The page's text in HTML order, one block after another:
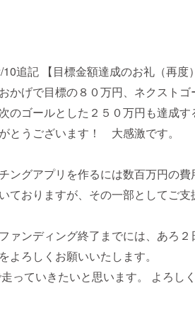
追記 【目標金額達成のお礼（再度
かげで目標の８０万円、ネクスト
のゴールとした２５０万円も達成す
とうございます！ 大感激です。
ングアプリを作るには数百万円の
ておりますが、その一部としてご
ァンディング終了までには、あろ
よろしくお願いいたします。
っていきたいと思います。 よろし